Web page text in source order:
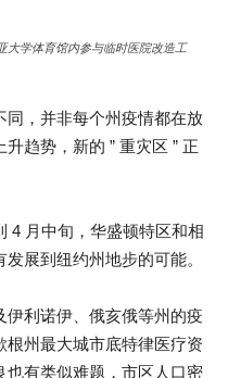
大学体育馆内参与临时医院改造工
同，并非每个州疫情都在放
趋势，新的 ” 重灾区 ” 正
4 月中旬，华盛顿特区和相
展到纽约州地步的可能。
利诺伊、俄亥俄等州的疫
州最大城市底特律医疗资
也有类似难题，市区人口密